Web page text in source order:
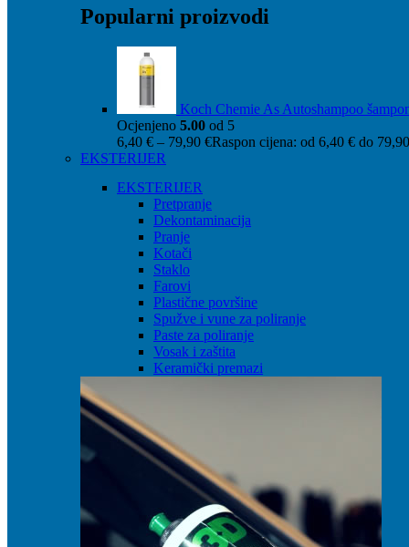
Popularni proizvodi
Koch Chemie As Autoshampoo
Ocjenjeno 5.00 od 5
6,40 € – 79,90 €Raspon cijena: od 6,40 € do
EKSTERIJER
EKSTERIJER
Pretpranje
Dekontaminacija
Pranje
Kotači
Staklo
Farovi
Plastične površine
Spužve i vune za poliranje
Paste za poliranje
Vosak i zaštita
Keramički premazi